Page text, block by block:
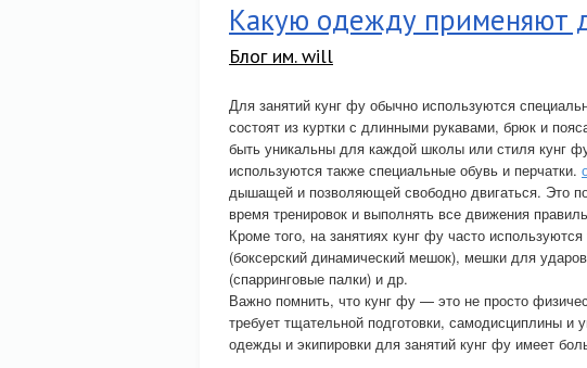
Какую одежду применяют
Блог им. will
Для занятий кунг фу обычно используются
состоят из куртки с длинными рукавами, брюк и
быть уникальны для каждой школы или стиля кунг
используются также специальные обувь и перчатки.
дышащей и позволяющей свободно двигаться. Это
время тренировок и выполнять все движения
Кроме того, на занятиях кунг фу часто
(боксерский динамический мешок), мешки для
(спарринговые палки) и др.
Важно помнить, что кунг фу — это не просто
требует тщательной подготовки, самодисциплины
одежды и экипировки для занятий кунг фу имеет